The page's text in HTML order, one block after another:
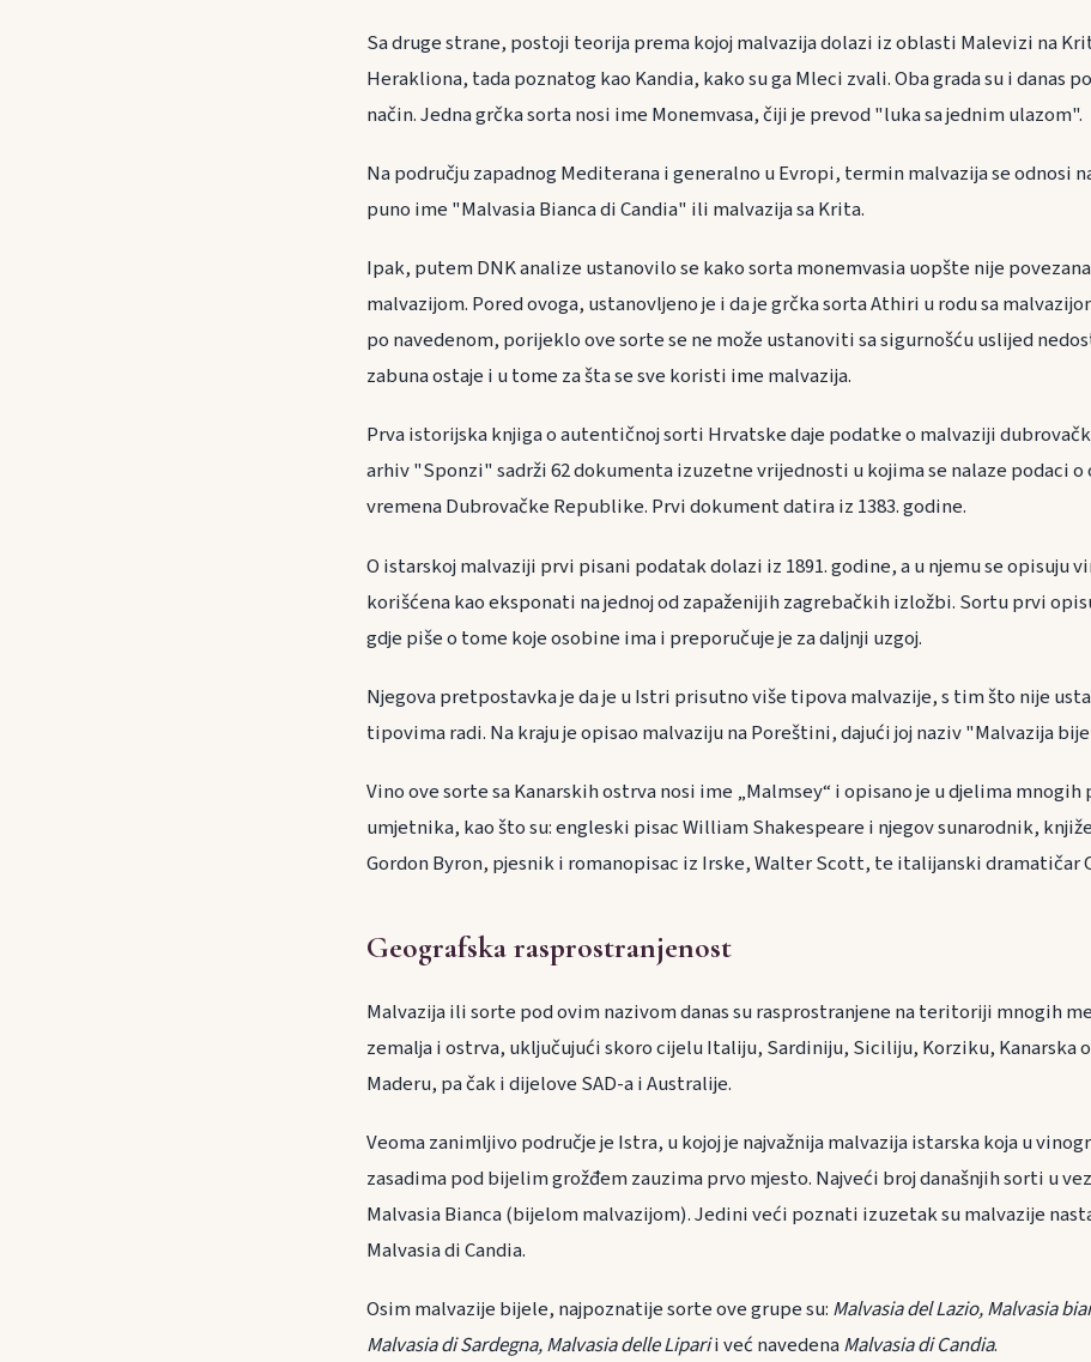
Sa druge strane, postoji teorija prema kojoj malvazija dolazi iz oblasti Malevizi na
Herakliona, tada poznatog kao Kandia, kako su ga Mleci zvali. Oba grada su i danas
način. Jedna grčka sorta nosi ime Monemvasa, čiji je prevod "luka sa jednim ulazom".
Na području zapadnog Mediterana i generalno u Evropi, termin malvazija se odnosi
puno ime "Malvasia Bianca di Candia" ili malvazija sa Krita.
Ipak, putem DNK analize ustanovilo se kako sorta monemvasia uopšte nije
malvazijom. Pored ovoga, ustanovljeno je i da je grčka sorta Athiri u rodu sa
po navedenom, porijeklo ove sorte se ne može ustanoviti sa sigurnošću uslijed
zabuna ostaje i u tome za šta se sve koristi ime malvazija.
Prva istorijska knjiga o autentičnoj sorti Hrvatske daje podatke o malvaziji
arhiv "Sponzi" sadrži 62 dokumenta izuzetne vrijednosti u kojima se nalaze podaci o
vremena Dubrovačke Republike. Prvi dokument datira iz 1383. godine.
O istarskoj malvaziji prvi pisani podatak dolazi iz 1891. godine, a u njemu se opisuju
korišćena kao eksponati na jednoj od zapaženijih zagrebačkih izložbi. Sortu prvi
gdje piše o tome koje osobine ima i preporučuje je za daljnji uzgoj.
Njegova pretpostavka je da je u Istri prisutno više tipova malvazije, s tim što nije
tipovima radi. Na kraju je opisao malvaziju na Poreštini, dajući joj naziv "Malvazija
Vino ove sorte sa Kanarskih ostrva nosi ime „Malmsey“ i opisano je u djelima
umjetnika, kao što su: engleski pisac William Shakespeare i njegov sunarodnik,
Gordon Byron, pjesnik i romanopisac iz Irske, Walter Scott, te italijanski dramatičar
Geografska rasprostranjenost
Malvazija ili sorte pod ovim nazivom danas su rasprostranjene na teritoriji mnogih
zemalja i ostrva, uključujući skoro cijelu Italiju, Sardiniju, Siciliju, Korziku, Kanarska
Maderu, pa čak i dijelove SAD-a i Australije.
Veoma zanimljivo područje je Istra, u kojoj je najvažnija malvazija istarska koja u
zasadima pod bijelim grožđem zauzima prvo mjesto. Najveći broj današnjih sorti u
Malvasia Bianca (bijelom malvazijom). Jedini veći poznati izuzetak su malvazije
Malvasia di Candia.
Osim malvazije bijele, najpoznatije sorte ove grupe su: Malvasia del Lazio, Malvasia
Malvasia di Sardegna, Malvasia delle Liparii već navedenaMalvasia di Candia.